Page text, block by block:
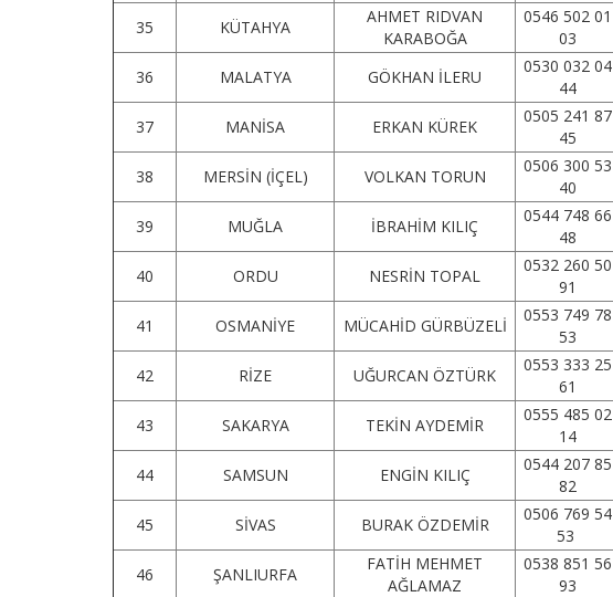
35 KÜTAHYA
AHMET RIDVAN
KARABOĞA
0546 502 01
03
36 MALATYA GÖKHAN İLERU
0530 032 04
44
37 MANİSA ERKAN KÜREK
0505 241 87
45
38 MERSİN (İÇEL) VOLKAN TORUN
0506 300 53
40
39 MUĞLA İBRAHİM KILIÇ
0544 748 66
48
40 ORDU NESRİN TOPAL
0532 260 50
91
41 OSMANİYE MÜCAHİD GÜRBÜZELİ
0553 749 78
53
42 RİZE UĞURCAN ÖZTÜRK
0553 333 25
61
43 SAKARYA TEKİN AYDEMİR
0555 485 02
14
44 SAMSUN ENGİN KILIÇ
0544 207 85
82
45 SİVAS BURAK ÖZDEMİR
0506 769 54
53
46 ŞANLIURFA
FATİH MEHMET
AĞLAMAZ
0538 851 56
93